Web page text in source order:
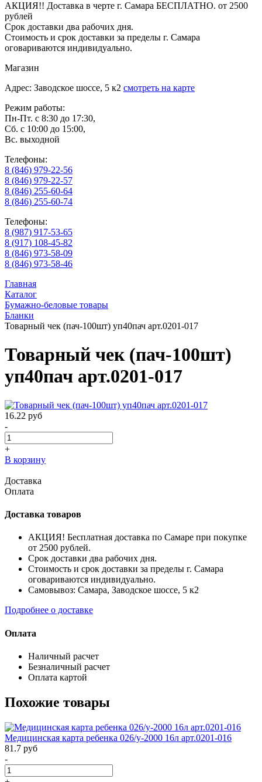
АКЦИЯ!! Доставка в черте г. Самара БЕСПЛАТНО. от 2500
рублей
Срок доставки два рабочих дня.
Стоимость и срок доставки за пределы г. Самара
оговариваются индивидуально.
Магазин
Адрес: Заводское шоссе, 5 к2 смотреть на карте
Режим работы:
Пн-Пт. с 8:30 до 17:30,
Сб. с 10:00 до 15:00,
Вс. выходной
Телефоны:
8 (846) 979-22-56
8 (846) 979-22-57
8 (846) 255-60-64
8 (846) 255-60-74
Телефоны:
8 (987) 917-53-65
8 (917) 108-45-82
8 (846) 973-58-09
8 (846) 973-58-46
Главная
Каталог
Бумажно-беловые товары
Бланки
Товарный чек (пач-100шт) уп40пач арт.0201-017
Товарный чек (пач-100шт)
уп40пач арт.0201-017
16.22 руб
-
+
В корзину
Доставка
Оплата
Доставка товаров
АКЦИЯ! Бесплатная доставка по Самаре при покупке
от 2500 рублей.
Срок доставки два рабочих дня.
Стоимость и срок доставки за пределы г. Самара
оговариваются индивидуально.
Самовывоз: Самара, Заводское шоссе, 5 к2
Подробнее о доставке
Оплата
Наличный расчет
Безналичный расчет
Оплата картой
Похожие товары
Медицинская карта ребенка 026/у-2000 16л арт.0201-016
81.7 руб
-